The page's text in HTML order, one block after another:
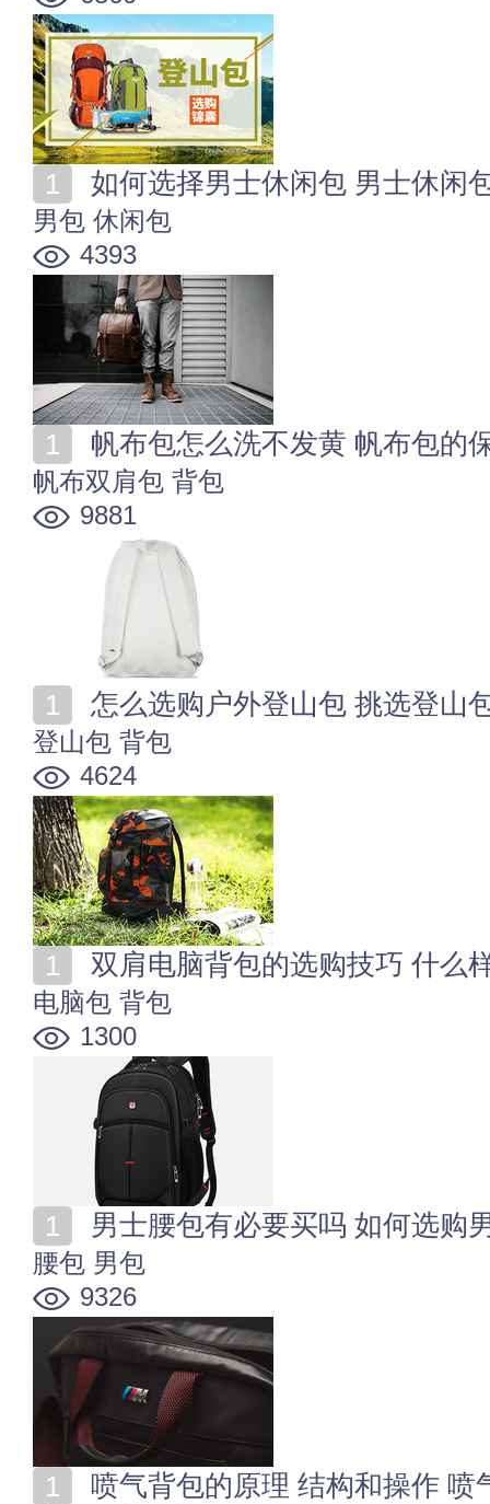
如何选择男士休闲包 男士休闲
男包 休闲包
4393
帆布包怎么洗不发黄 帆布包的
帆布双肩包 背包
9881
怎么选购户外登山包 挑选登山
登山包 背包
4624
双肩电脑背包的选购技巧 什么
电脑包 背包
1300
男士腰包有必要买吗 如何选购
腰包 男包
9326
喷气背包的原理 结构和操作 喷